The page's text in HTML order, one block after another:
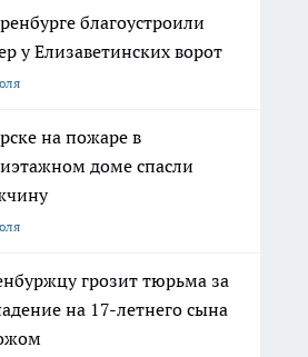
благоустроили
у Елизаветинских ворот
на пожаре в
доме спасли
грозит тюрьма за
на 17-летнего сына